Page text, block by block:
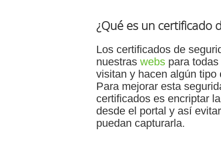
¿Qué es un certificado
Los certificados de
nuestras webs para
visitan y hacen algún
Para mejorar esta
certificados es encriptar
desde el portal y así
puedan capturarla.